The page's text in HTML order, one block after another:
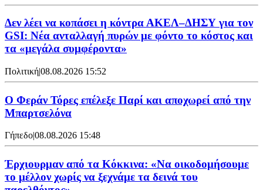
Δεν λέει να κοπάσει η κόντρα ΑΚΕΛ–ΔΗΣΥ για τον
GSI: Νέα ανταλλαγή πυρών με φόντο το κόστος και
τα «μεγάλα συμφέροντα»
Πολιτική|08.08.2026 15:52
Ο Φεράν Τόρες επέλεξε Παρί και αποχωρεί από την
Μπαρτσελόνα
Γήπεδο|08.08.2026 15:48
Έρχιουρμαν από τα Κόκκινα: «Να οικοδομήσουμε
το μέλλον χωρίς να ξεχνάμε τα δεινά του